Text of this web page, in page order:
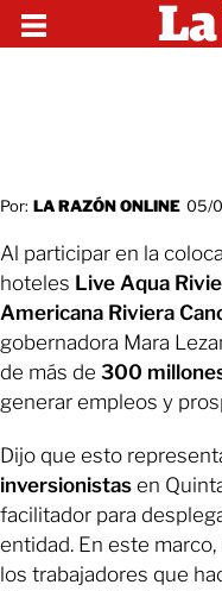
Por: LA RAZÓN ONLINE 05/
Al participar en la
hoteles Live Aqua
Americana Riviera
gobernadora Mara
de más de 300
generar empleos y
Dijo que esto
inversionistas en
facilitador para
entidad. En este
los trabajadores que